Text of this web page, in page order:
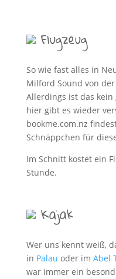
Flugzeug
So wie fast alles in
Milford Sound von
Allerdings ist das kein
hier gibt es wieder
bookme.com.nz
Schnäppchen für
Im Schnitt kostet ein
Stunde.
Kajak
Wer uns kennt weiß,
in Palau oder im Abel
war immer ein